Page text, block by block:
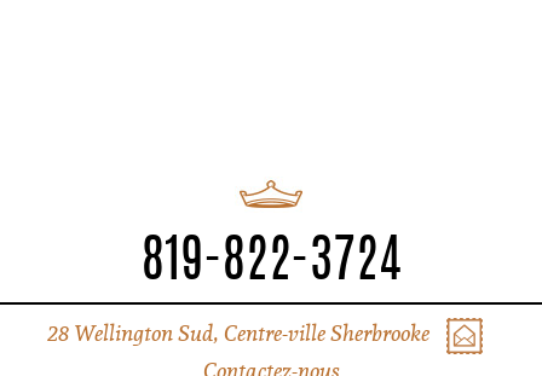
819-822-3724
28 Wellington Sud, Centre-ville Sherbrooke
Contactez-nous